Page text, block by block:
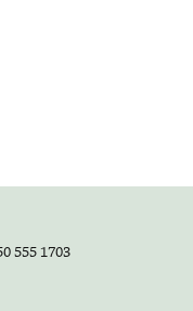
555 1703